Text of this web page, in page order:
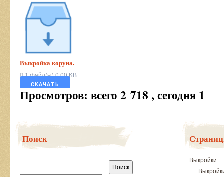
Выкройка коруна.
1 файл(ы)0.00 KB
СКАЧАТЬ
Просмотров: всего 2 718 , сегодня 1
Поиск
Найти:
Выкройки